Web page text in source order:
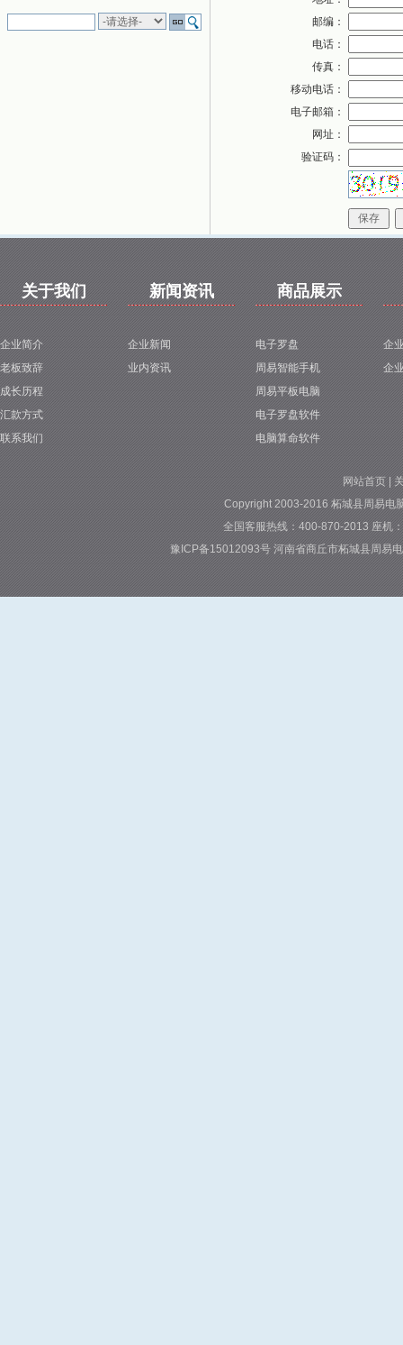
邮编：
电话：
传真：
移动电话：
电子邮箱：
网址：
验证码：
关于我们
企业简介
老板致辞
成长历程
汇款方式
联系我们
新闻资讯
企业新闻
业内资讯
商品展示
电子罗盘
周易智能手机
周易平板电脑
电子罗盘软件
电脑算命软件
企
企
网站首页|
Copyright 2003-2016 柘城县周易电
全国客服热线：400-870-2013 座机
豫ICP备15012093号 河南省商丘市柘城县周易